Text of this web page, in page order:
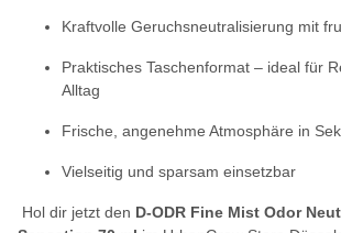
Kraftvolle Geruchsneutralisierung mit
Praktisches Taschenformat – ideal für
Alltag
Frische, angenehme Atmosphäre in
Vielseitig und sparsam einsetzbar
Hol dir jetzt den D-ODR Fine Mist Odor